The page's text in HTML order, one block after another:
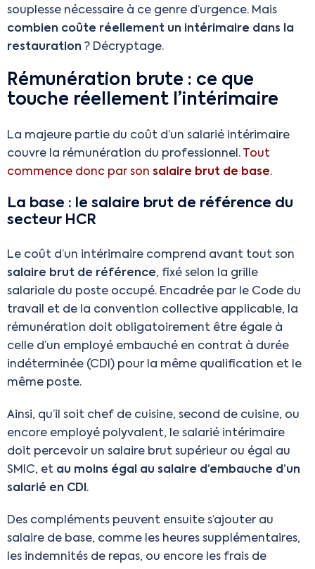
souplesse nécessaire à ce genre d’urgence. Mais
combien coûte réellement un intérimaire dans la
restauration ? Décryptage.
Rémunération brute : ce que
touche réellement l’intérimaire
La majeure partie du coût d’un salarié intérimaire
couvre la rémunération du professionnel. Tout
commence donc par son salaire brut de base.
La base : le salaire brut de référence du
secteur HCR
Le coût d’un intérimaire comprend avant tout son
salaire brut de référence, fixé selon la grille
salariale du poste occupé. Encadrée par le Code du
travail et de la convention collective applicable, la
rémunération doit obligatoirement être égale à
celle d’un employé embauché en contrat à durée
indéterminée (CDI) pour la même qualification et le
même poste.
Ainsi, qu’il soit chef de cuisine, second de cuisine, ou
encore employé polyvalent, le salarié intérimaire
doit percevoir un salaire brut supérieur ou égal au
SMIC, et au moins égal au salaire d’embauche d’un
salarié en CDI.
Des compléments peuvent ensuite s’ajouter au
salaire de base, comme les heures supplémentaires,
les indemnités de repas, ou encore les frais de